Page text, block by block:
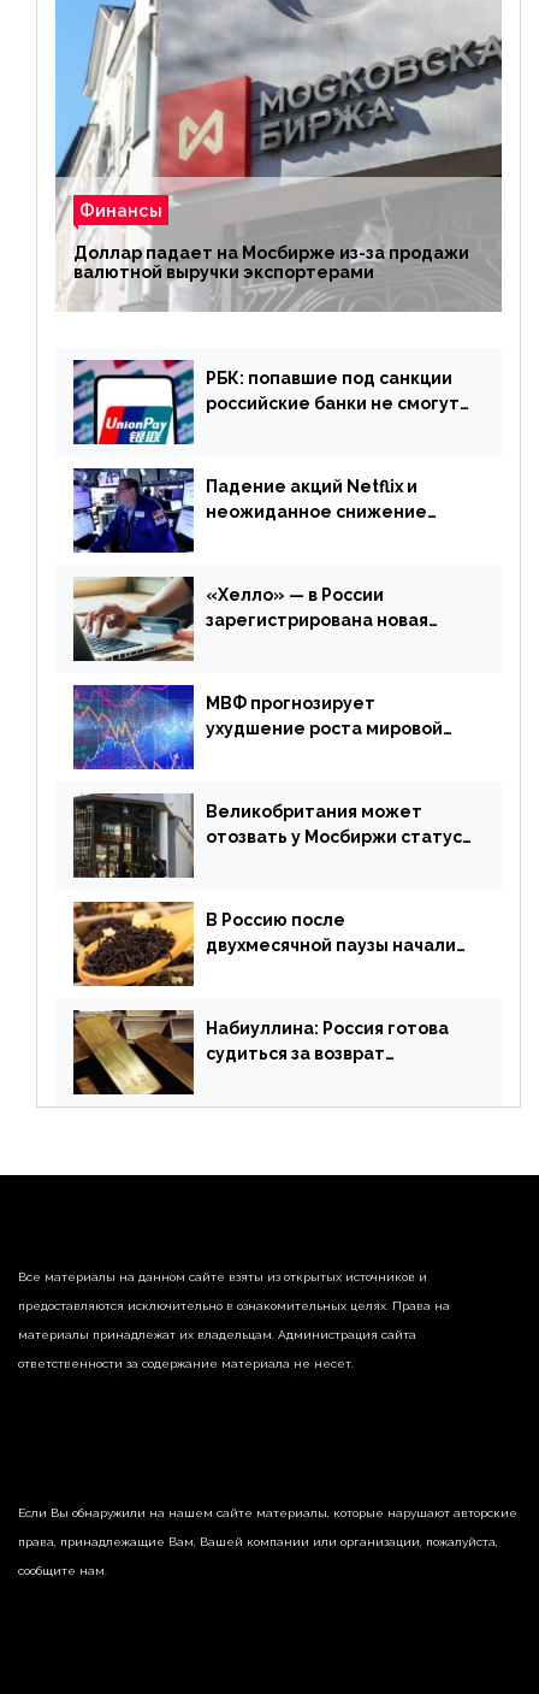
Финансы
Доллар падает на Мосбирже из-за продажи
валютной выручки экспортерами
РБК: попавшие под санкции
российские банки не смогут
Падение акций Netflix и
неожиданное снижение
апреля
«Хелло» — в России
зарегистрирована новая
МВФ прогнозирует
ухудшение роста мировой
апреля
Великобритания может
отозвать у Мосбиржи статус
В Россию после
двухмесячной паузы начали
Набиуллина: Россия готова
судиться за возврат
страны
Все материалы на данном сайте взяты из открытых источников и
предоставляются исключительно в ознакомительных целях. Права на
материалы принадлежат их владельцам. Администрация сайта
ответственности за содержание материала не несет.
Если Вы обнаружили на нашем сайте материалы, которые нарушают авторские
права, принадлежащие Вам, Вашей компании или организации, пожалуйста,
сообщите нам.